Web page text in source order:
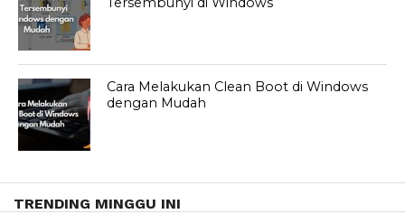
Cara Melakukan Clean Boot di Windows
dengan Mudah
TRENDING MINGGU INI